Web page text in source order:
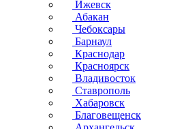
Ижевск
Абакан
Чебоксары
Барнаул
Краснодар
Красноярск
Владивосток
Ставрополь
Хабаровск
Благовещенск